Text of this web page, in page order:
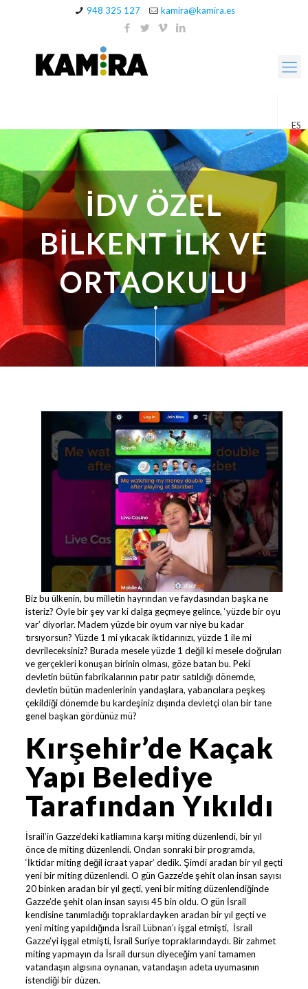
948 325 127 kamira@kamira.es
ES
İDV ÖZEL
BİLKENT İLK VE
ORTAOKULU
Biz bu ülkenin, bu milletin hayrından ve faydasından başka ne
isteriz? Öyle bir şey var ki dalga geçmeye gelince, ‘yüzde bir oyu
var’ diyorlar. Madem yüzde bir oyum var niye bu kadar
tırsıyorsun? Yüzde 1 mi yıkacak iktidarınızı, yüzde 1 ile mi
devrileceksiniz? Burada mesele yüzde 1 değil ki mesele doğruları
ve gerçekleri konuşan birinin olması, göze batan bu. Peki
devletin bütün fabrikalarının patır patır satıldığı dönemde,
devletin bütün madenlerinin yandaşlara, yabancılara peşkeş
çekildiği dönemde bu kardeşiniz dışında devletçi olan bir tane
genel başkan gördünüz mü?
Kırşehir’de Kaçak
Yapı Belediye
Tarafından Yıkıldı
İsrail’in Gazze’deki katliamına karşı miting düzenlendi, bir yıl
önce de miting düzenlendi. Ondan sonraki bir programda,
‘İktidar miting değil icraat yapar’ dedik. Şimdi aradan bir yıl geçti
yeni bir miting düzenlendi. O gün Gazze’de şehit olan insan sayısı
20 binken aradan bir yıl geçti, yeni bir miting düzenlendiğinde
Gazze’de şehit olan insan sayısı 45 bin oldu. O gün İsrail
kendisine tanımladığı topraklardayken aradan bir yıl geçti ve
yeni miting yapıldığında İsrail Lübnan’ı işgal etmişti, İsrail
Gazze’yi işgal etmişti, İsrail Suriye topraklarındaydı. Bir zahmet
miting yapmayın da İsrail dursun diyeceğim yani tamamen
vatandaşın algısına oynanan, vatandaşın adeta uyumasının
istendiği bir düzen.